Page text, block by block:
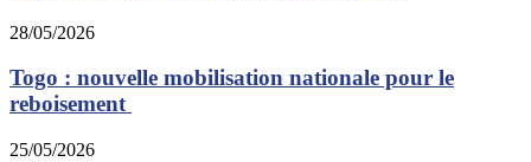
28/05/2026
Togo : nouvelle mobilisation nationale pour le
reboisement
25/05/2026